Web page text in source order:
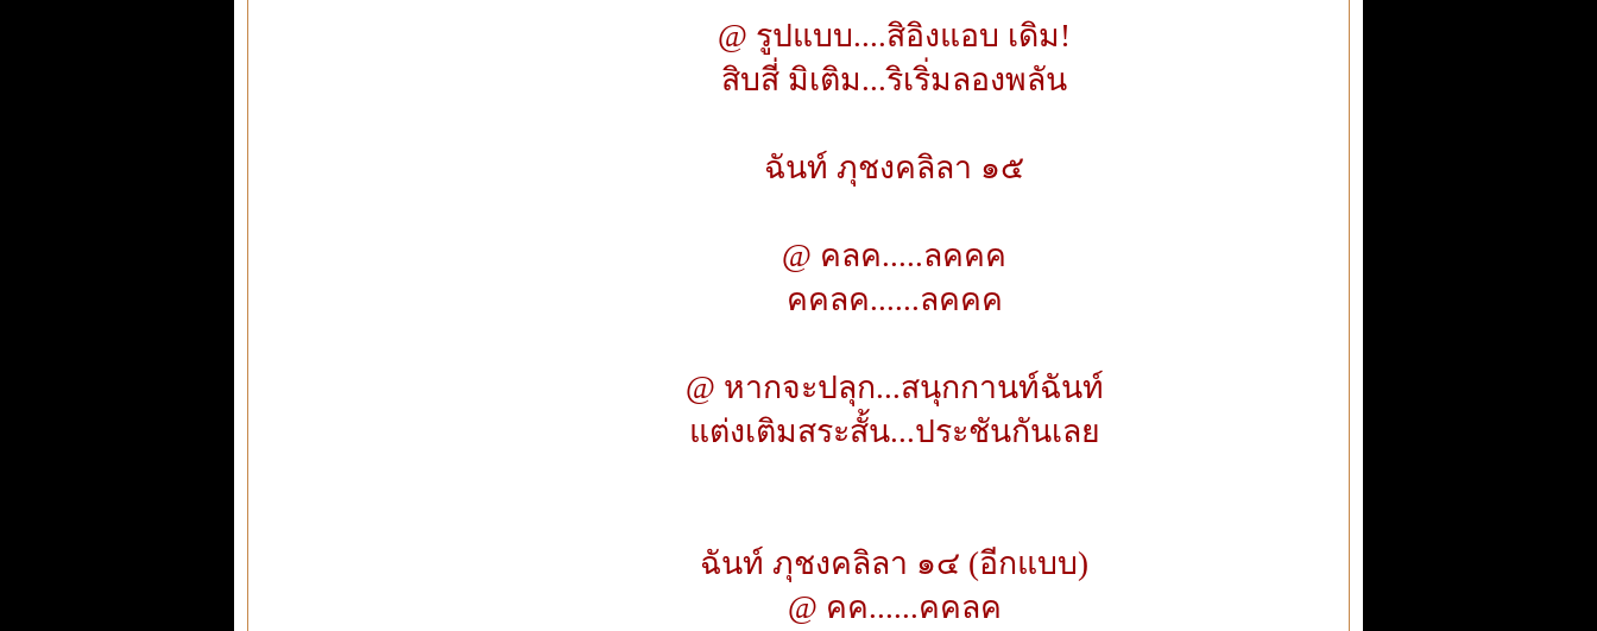
@ รูปแบบ....สิอิงแอบ เดิม!
สิบสี่ มิเติม...ริเริ่มลองพลัน
ฉันท์ ภุชงคลิลา ๑๕
@ คลค.....ลคคค
คคลค......ลคคค
@ หากจะปลุก...สนุกกานท์ฉันท์
แต่งเติมสระสั้น...ประชันกันเลย
ฉันท์ ภุชงคลิลา ๑๔ (อีกแบบ)
@ คค......คคลค